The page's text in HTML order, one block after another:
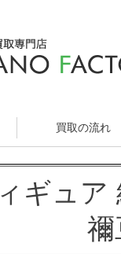
買取の流れ
ギュア
禰